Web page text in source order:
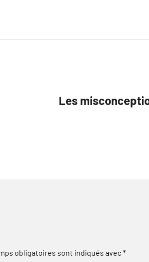
Les
obligatoires sont indiqués avec*